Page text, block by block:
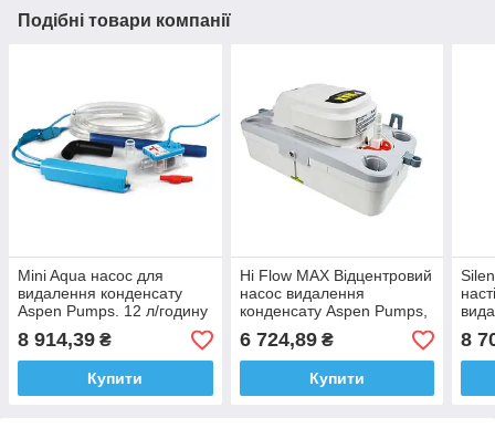
Подібні товари компанії
Mini Aqua насос для
видалення конденсату
Aspen Pumps. 12 л/годину
8 914,39 ₴
Купити
Hi Flow MAX Відцентровий
насос видалення
конденсату Aspen Pumps,
до 550 л/годину
6 724,89₴
Купити
8